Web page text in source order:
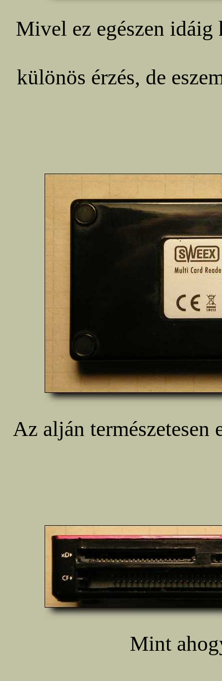
Mivel ez egészen
különös érzés, de
Az alján természetesen
Mint